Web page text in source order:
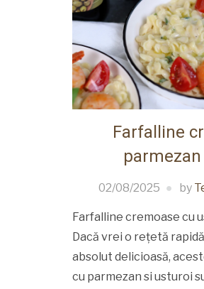
Farfalline
02/08/2025 by
Farfalline cremoase cu
Dacă vrei o rețetă
absolut delicioasă,
cu parmezan si usturoi